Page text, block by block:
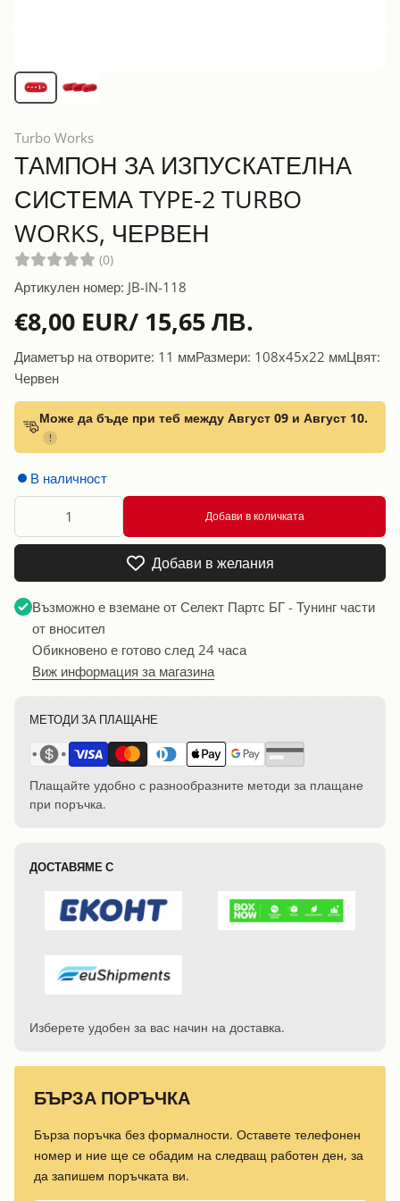
Turbo Works
ТАМПОН ЗА ИЗПУСКАТЕЛНА
СИСТЕМА TYPE-2 TURBO
WORKS, ЧЕРВЕН
(0)
Артикулен номер: JB-IN-118
€8,00 EUR/ 15,65 ЛВ.
Диаметър на отворите: 11 ммРазмери: 108х45х22 ммЦвят:
Червен
Може да бъде при теб между Август 09 и Август 10.
!
В наличност
Добави в количката
Добави в желания
Възможно е вземане отСелект Партс БГ - Тунинг части
от вносител
Обикновено е готово след 24 часа
Виж информация за магазина
МЕТОДИ ЗА ПЛАЩАНЕ
Плащайте удобно с разнообразните методи за плащане
при поръчка.
ДОСТАВЯМЕ С
Изберете удобен за вас начин на доставка.
БЪРЗА ПОРЪЧКА
Бърза поръчка без формалности. Оставете телефонен
номер и ние ще се обадим на следващ работен ден, за
да запишем поръчката ви.